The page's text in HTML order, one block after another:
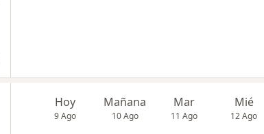
Hoy
9 Ago
Mañana
10 Ago
Mar
11 Ago
Mié
12 Ago